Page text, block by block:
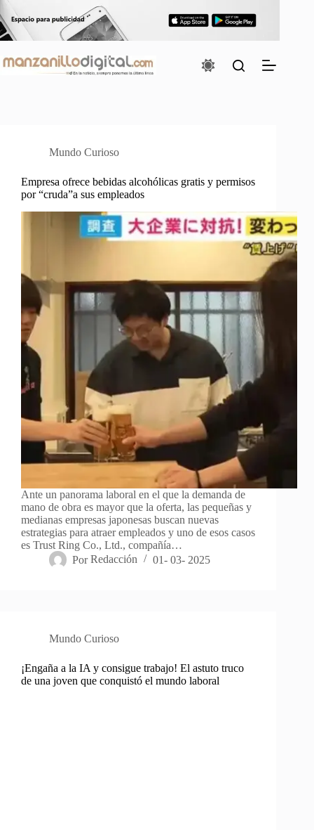
al
contenido
Mundo Curioso
Empresa ofrece bebidas alcohólicas gratis y permisos
por “cruda”a sus empleados
Ante un panorama laboral en el que la demanda de
mano de obra es mayor que la oferta, las pequeñas y
medianas empresas japonesas buscan nuevas
estrategias para atraer empleados y uno de esos casos
es Trust Ring Co., Ltd., compañía…
Por Redacción 01- 03- 2025
Mundo Curioso
¡Engaña a la IA y consigue trabajo! El astuto truco
de una joven que conquistó el mundo laboral